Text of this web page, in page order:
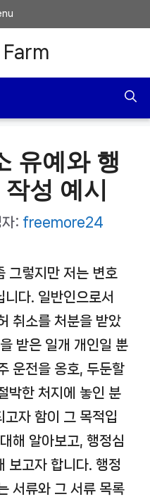
유예와 행
성 예시
: freemore24
그렇지만 저는 변호
다. 일반인으로서
취소를 처분을 받았
받은 일개 개인일 뿐
운전을 옹호, 두둔할
박한 처지에 놓인 분
자 함이 그 목적입
해 알아보고, 행정심
보고자 합니다. 행정
서류와 그 서류 목록